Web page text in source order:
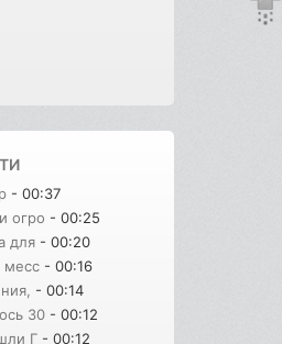
- 00:37
огро - 00:25
для - 00:20
месс - 00:16
- 00:14
30 - 00:12
Г - 00:12